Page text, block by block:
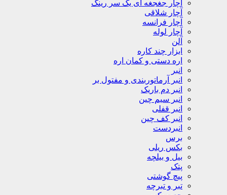
آچار جغجغه ای یک سر رینگ
آچار شلاقی
آچار فرانسه
آچار لوله
آلن
ابزار چند کاره
اره دستی و کمان اره
انبر
انبر آرماتوربندی و مفتول بر
انبر دم باریک
انبر سیم چین
انبر قفلی
انبر کف چین
انبردست
برس
بکس ریلی
بیل و بیلچه
پتک
پیچ گوشتی
تبر و تبرچه